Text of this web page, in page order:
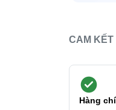
CAM KẾT
Hàng